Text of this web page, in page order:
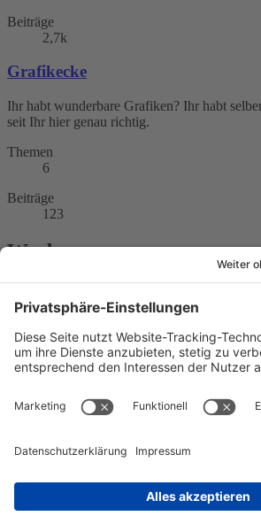
Beiträge
2,7k
Grafikecke
Ihr habt wunderbare Grafiken? Ihr habt
seit Ihr hier genau richtig.
Themen
6
Beiträge
123
Werbung